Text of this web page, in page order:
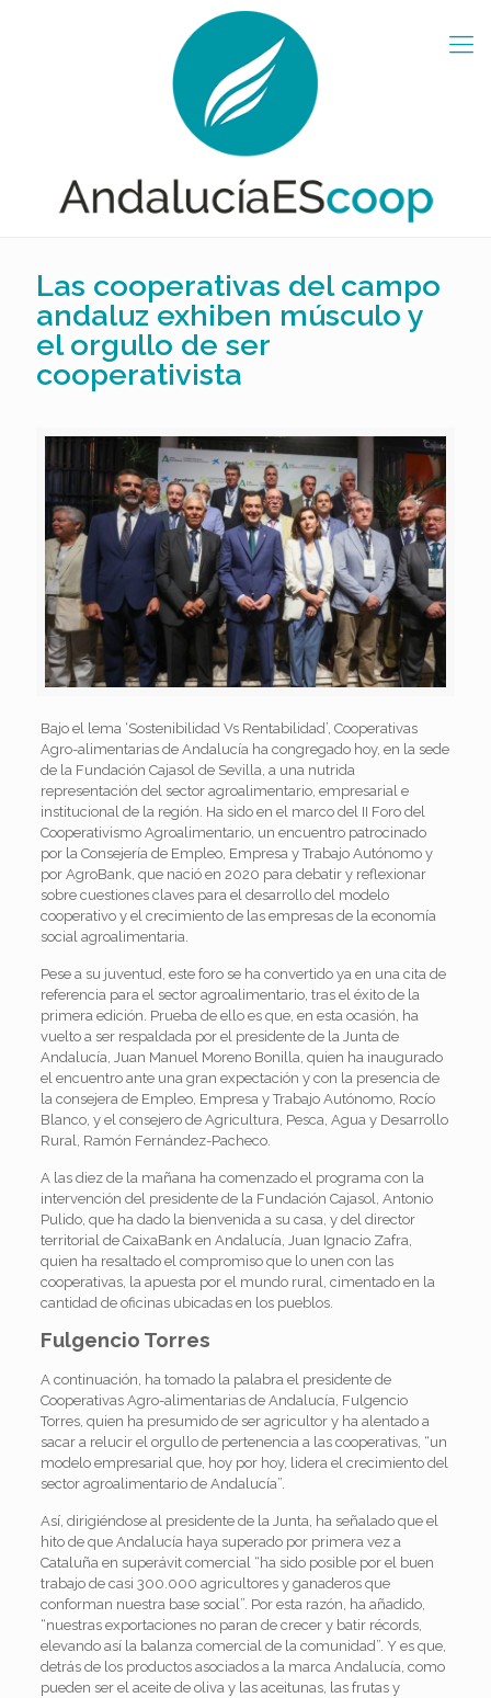
Las cooperativas del campo
andaluz exhiben músculo y
el orgullo de ser
cooperativista
Bajo el lema ‘Sostenibilidad Vs Rentabilidad’, Cooperativas
Agro-alimentarias de Andalucía ha congregado hoy, en la sede
de la Fundación Cajasol de Sevilla, a una nutrida
representación del sector agroalimentario, empresarial e
institucional de la región. Ha sido en el marco del II Foro del
Cooperativismo Agroalimentario, un encuentro patrocinado
por la Consejería de Empleo, Empresa y Trabajo Autónomo y
por AgroBank, que nació en 2020 para debatir y reflexionar
sobre cuestiones claves para el desarrollo del modelo
cooperativo y el crecimiento de las empresas de la economía
social agroalimentaria.
Pese a su juventud, este foro se ha convertido ya en una cita de
referencia para el sector agroalimentario, tras el éxito de la
primera edición. Prueba de ello es que, en esta ocasión, ha
vuelto a ser respaldada por el presidente de la Junta de
Andalucía, Juan Manuel Moreno Bonilla, quien ha inaugurado
el encuentro ante una gran expectación y con la presencia de
la consejera de Empleo, Empresa y Trabajo Autónomo, Rocío
Blanco, y el consejero de Agricultura, Pesca, Agua y Desarrollo
Rural, Ramón Fernández-Pacheco.
A las diez de la mañana ha comenzado el programa con la
intervención del presidente de la Fundación Cajasol, Antonio
Pulido, que ha dado la bienvenida a su casa, y del director
territorial de CaixaBank en Andalucía, Juan Ignacio Zafra,
quien ha resaltado el compromiso que lo unen con las
cooperativas, la apuesta por el mundo rural, cimentado en la
cantidad de oficinas ubicadas en los pueblos.
Fulgencio Torres
A continuación, ha tomado la palabra el presidente de
Cooperativas Agro-alimentarias de Andalucía, Fulgencio
Torres, quien ha presumido de ser agricultor y ha alentado a
sacar a relucir el orgullo de pertenencia a las cooperativas, “un
modelo empresarial que, hoy por hoy, lidera el crecimiento del
sector agroalimentario de Andalucía”.
Así, dirigiéndose al presidente de la Junta, ha señalado que el
hito de que Andalucía haya superado por primera vez a
Cataluña en superávit comercial “ha sido posible por el buen
trabajo de casi 300.000 agricultores y ganaderos que
conforman nuestra base social”. Por esta razón, ha añadido,
“nuestras exportaciones no paran de crecer y batir récords,
elevando así la balanza comercial de la comunidad”. Y es que,
detrás de los productos asociados a la marca Andalucía, como
pueden ser el aceite de oliva y las aceitunas, las frutas y